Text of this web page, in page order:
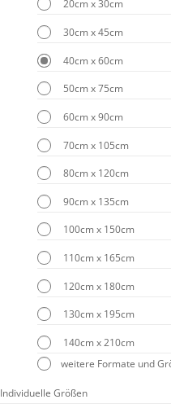
20cm x 30cm
30cm x 45cm
40cm x 60cm
50cm x 75cm
60cm x 90cm
70cm x 105cm
80cm x 120cm
90cm x 135cm
100cm x 150cm
110cm x 165cm
120cm x 180cm
130cm x 195cm
140cm x 210cm
weitere Formate und
Individuelle Größen